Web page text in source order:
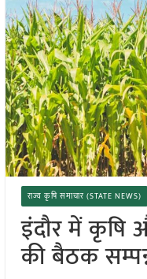
राज्य कृषि समाचार (STATE NEWS)
इंदौर में कृषि
की बैठक